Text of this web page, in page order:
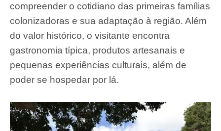
compreender o cotidiano das primeiras famílias
colonizadoras e sua adaptação à região. Além
do valor histórico, o visitante encontra
gastronomia típica, produtos artesanais e
pequenas experiências culturais, além de
poder se hospedar por lá.